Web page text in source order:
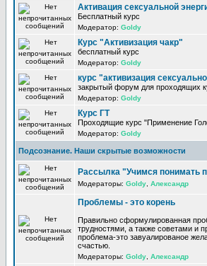
Активация сексуальной
Бесплатный курс
Модератор: Goldy
Курс "Активизация чакр"
бесплатный курс
Модератор: Goldy
курс "активизация
закрытый форум для проходящих
Модератор: Goldy
Курс ГТ
Проходящие курс "Применение
Модератор: Goldy
Подсознание. Наши скрытые возможности
Рассылка "Учимся понимать
Модераторы: Goldy Александр
Проблемы - это корень
Правильно сформулированная
трудностями, а также советами и
проблема-это завуалированое
счастью.
Модераторы: Goldy Александр